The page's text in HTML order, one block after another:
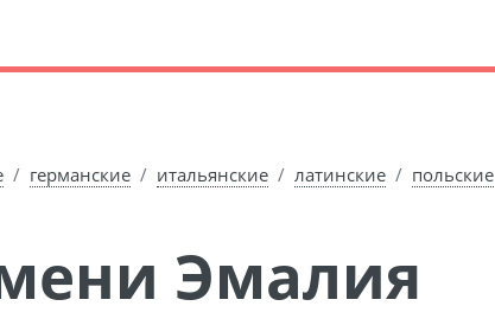
германские итальянские латинские польские
Эмалия